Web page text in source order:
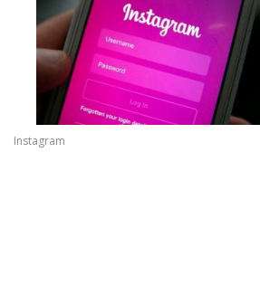
Instagram